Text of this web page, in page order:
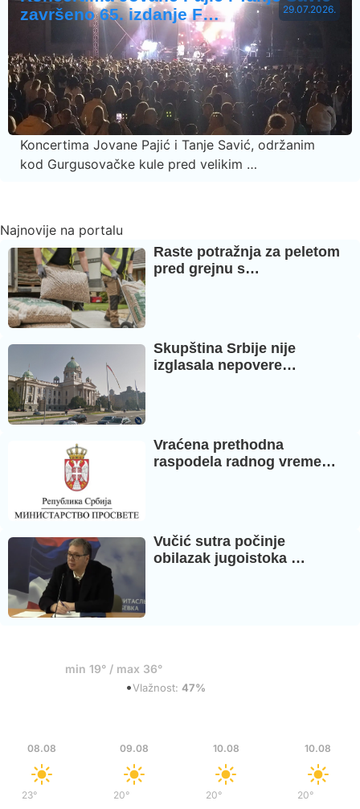
29.07.2026.
završeno 65. izdanje F…
Koncertima Jovane Pajić i Tanje Savić, održanim
kod Gurgusovačke kule pred velikim …
Najnovije na portalu
Raste potražnja za peletom
pred grejnu s…
Skupština Srbije nije
izglasala nepovere…
Vraćena prethodna
raspodela radnog vreme…
Vučić sutra počinje
obilazak jugoistoka …
min 19° / max 36°
•Vlažnost: 47%
08.08
23°
09.08
20°/
10.08
20°/
10.08
20°